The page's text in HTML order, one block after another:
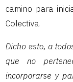
camino para
Colectiva.
Dicho esto, a
que no
incorporarse y